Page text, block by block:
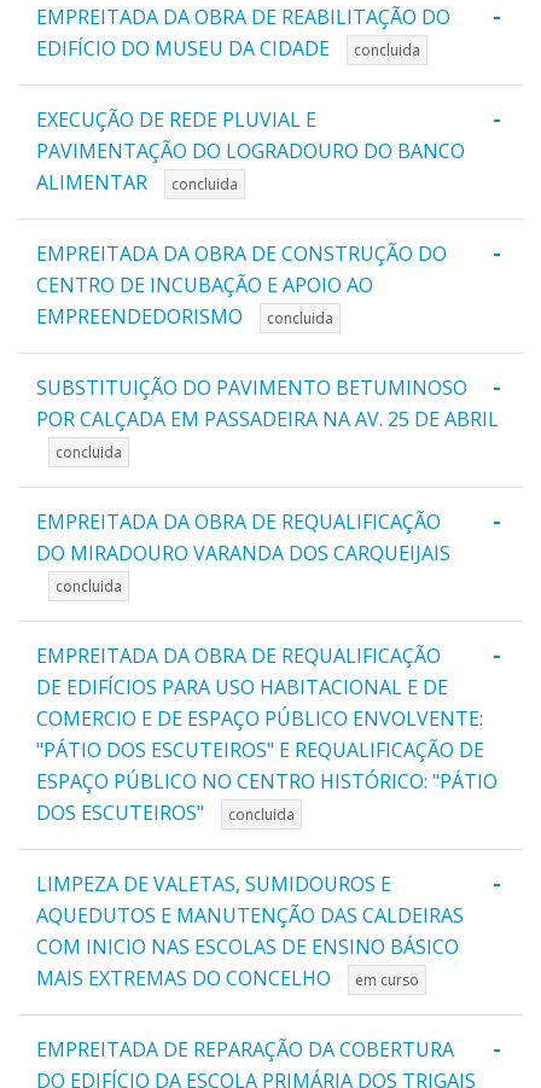
-
EMPREITADA DA OBRA DE REABILITAÇÃO DO
EDIFÍCIO DO MUSEU DA CIDADE
concluida
-
EXECUÇÃO DE REDE PLUVIAL E
PAVIMENTAÇÃO DO LOGRADOURO DO BANCO
ALIMENTAR
concluida
-
EMPREITADA DA OBRA DE CONSTRUÇÃO DO
CENTRO DE INCUBAÇÃO E APOIO AO
EMPREENDEDORISMO
concluida
-
SUBSTITUIÇÃO DO PAVIMENTO BETUMINOSO
POR CALÇADA EM PASSADEIRA NA AV. 25 DE ABRIL
concluida
-
EMPREITADA DA OBRA DE REQUALIFICAÇÃO
DO MIRADOURO VARANDA DOS CARQUEIJAIS
concluida
-
EMPREITADA DA OBRA DE REQUALIFICAÇÃO
DE EDIFÍCIOS PARA USO HABITACIONAL E DE
COMERCIO E DE ESPAÇO PÚBLICO ENVOLVENTE:
"PÁTIO DOS ESCUTEIROS" E REQUALIFICAÇÃO DE
ESPAÇO PÚBLICO NO CENTRO HISTÓRICO: "PÁTIO
DOS ESCUTEIROS"
concluida
-
LIMPEZA DE VALETAS, SUMIDOUROS E
AQUEDUTOS E MANUTENÇÃO DAS CALDEIRAS
COM INICIO NAS ESCOLAS DE ENSINO BÁSICO
MAIS EXTREMAS DO CONCELHO
em curso
-
EMPREITADA DE REPARAÇÃO DA COBERTURA
DO EDIFÍCIO DA ESCOLA PRIMÁRIA DOS TRIGAIS